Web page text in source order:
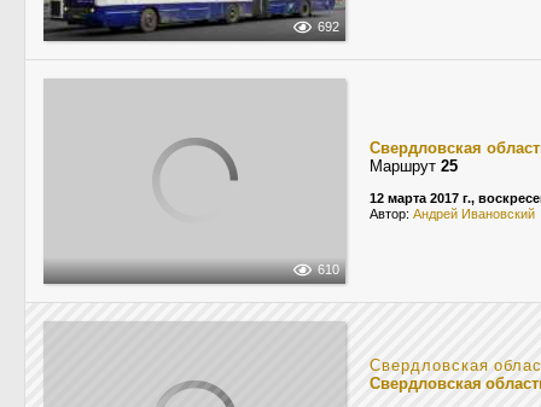
692
610
Свердловская
Маршрут 25
12 марта 2017 г.,
Автор: Андрей Ивановский
Свердловская
Свердловская